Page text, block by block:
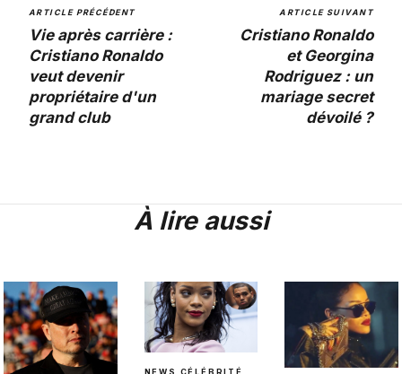
ARTICLE PRÉCÉDENT
Vie après carrière :
Cristiano Ronaldo
veut devenir
propriétaire d'un
grand club
ARTICLE SUIVANT
Cristiano Ronaldo
et Georgina
Rodriguez : un
mariage secret
dévoilé ?
À lire aussi
NEWS CÉLÉBRITÉ